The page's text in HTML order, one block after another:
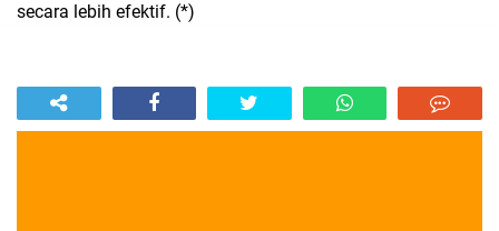
secara lebih efektif. (*)